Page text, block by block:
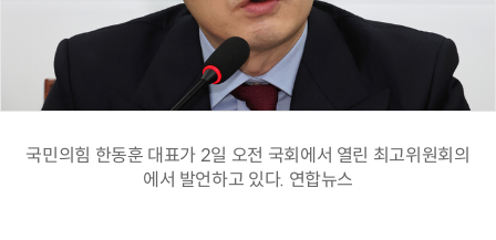
국민의힘 한동훈 대표가 2일 오전 국회에서 열린 최고위원회의
에서 발언하고 있다. 연합뉴스